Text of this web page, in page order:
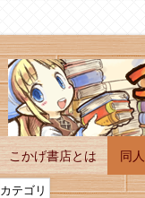
こかげ書店とは 同
カテゴリ